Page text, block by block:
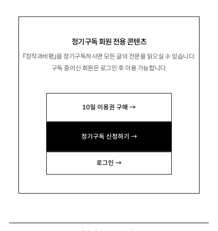
정기구독 회원 전용 콘텐츠
『창작과비평』을 정기구독하시면 모든 글의 전문을 읽으실 수 있습니다.
구독 중이신 회원은 로그인 후 이용 가능합니다.
10일 이용권 구매 →
정기구독 신청하기 →
로그인 →